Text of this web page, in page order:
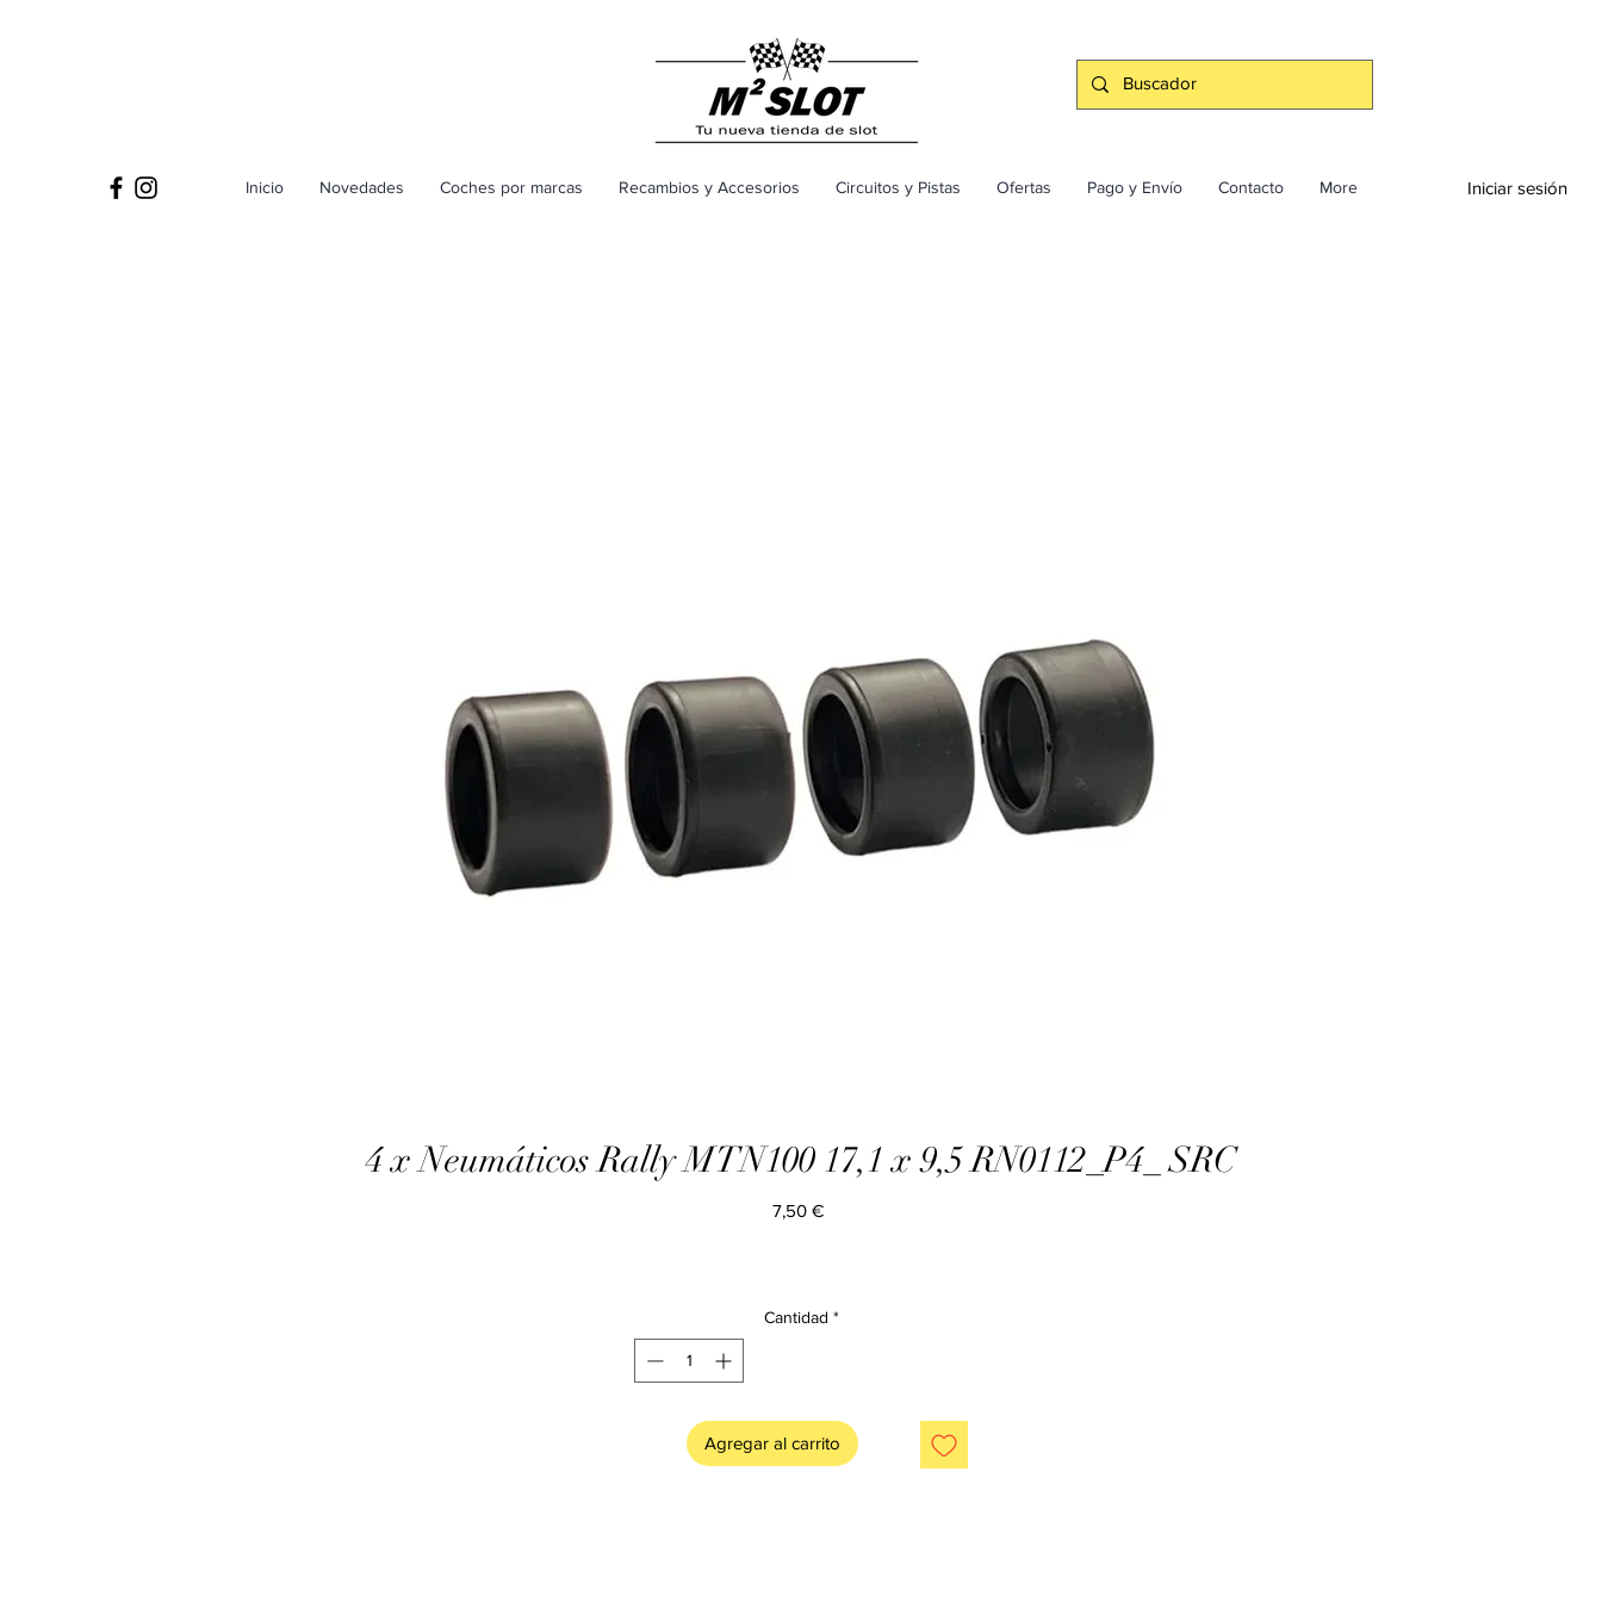
Inicio Novedades Coches por marcas Recambios y Accesorios Circuitos y Pistas Ofertas Pago y Envío Contacto More Iniciar sesión
4 x Neumáticos Rally MTN100 17,1 x 9,5 RN0112_P4_ SRC
7,50 €Precio
Cantidad *
Agregar al carrito